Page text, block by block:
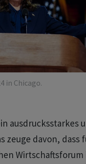
in Chicago.
ausdrucksstarkes
zeuge davon, dass